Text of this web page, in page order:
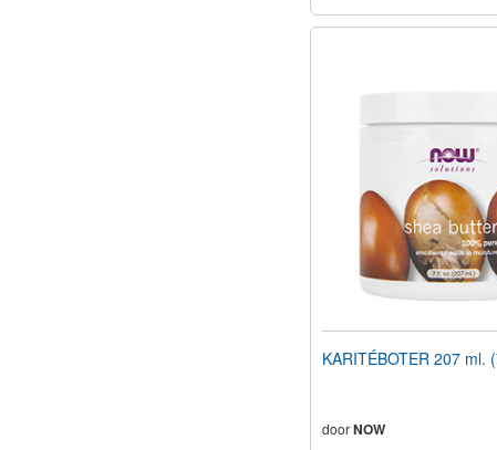
KARITÉBOTER 207 ml.
doorNOW